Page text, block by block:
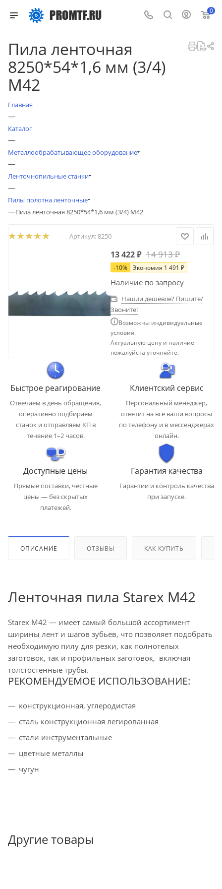
0
Пила ленточная
8250*54*1,6 мм (3/4)
М42
Главная
—
Каталог
—
Металлообрабатывающее оборудование
—
Ленточнопильные станки
—
Пилы полотна ленточные
—Пила ленточная 8250*54*1,6 мм (3/4) М42
Артикул:8250
13 422₽ 14 913₽
-10% Экономия 1 491 ₽
Наличие по запросу
Нашли дешевле? Пишите/
Звоните!
Возможны индивидуальные
условия.
Актуальную цену и наличие
пожалуйста уточняйте.
Быстрое реагирование
Отвечаем в день обращения,
оперативно подбираем
станок и отправляем КП в
течение 1–2 часов.
Клиентский сервис
Персональный менеджер,
ответит на все ваши вопросы
по телефону и в мессенджерах
онлайн.
Доступные цены
Прямые поставки, честные
цены — без скрытых
платежей.
Гарантия качества
Гарантии и контроль качества
при запуске.
ОПИСАНИЕ ОТЗЫВЫ КАК КУПИТЬ
Ленточная пила Starex M42
Starex M42 — имеет самый большой ассортимент
ширины лент и шагов зубьев, что позволяет подобрать
необходимую пилу для резки, как полнотелых
заготовок, так и профильных заготовок, включая
толстостенные трубы.
РЕКОМЕНДУЕМОЕ ИСПОЛЬЗОВАНИЕ:
конструкционная, углеродистая
cталь конструкционная легированная
стали инструментальные
цветные металлы
чугун
Другие товары